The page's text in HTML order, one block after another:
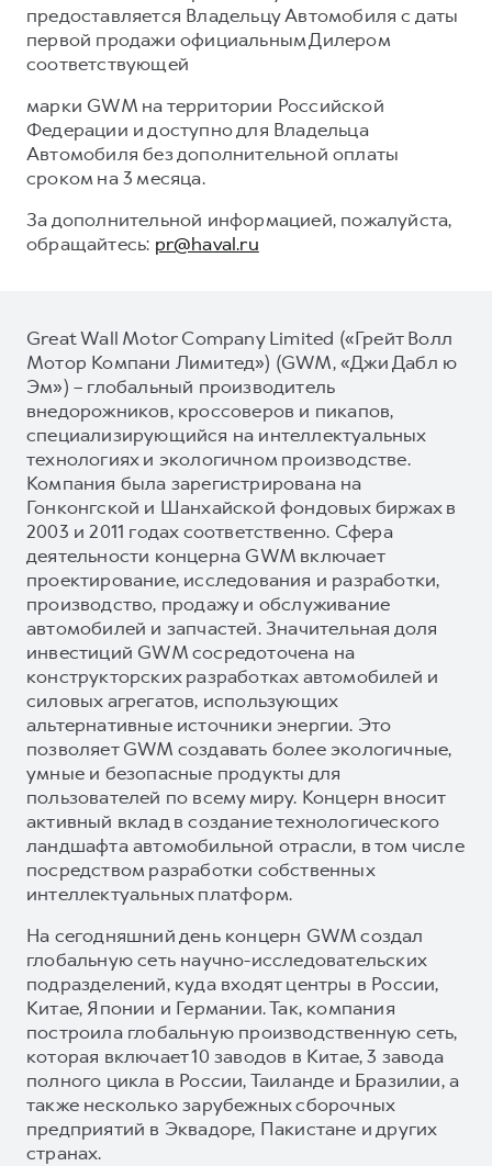
предоставляется Владельцу Автомобиля с даты
первой продажи официальным Дилером
соответствующей
марки GWM на территории Российской
Федерации и доступно для Владельца
Автомобиля без дополнительной оплаты
сроком на 3 месяца.
За дополнительной информацией, пожалуйста,
обращайтесь: pr@haval.ru
Great Wall Motor Company Limited («Грейт Волл
Мотор Компани Лимитед») (GWM, «Джи Дабл ю
Эм») – глобальный производитель
внедорожников, кроссоверов и пикапов,
специализирующийся на интеллектуальных
технологиях и экологичном производстве.
Компания была зарегистрирована на
Гонконгской и Шанхайской фондовых биржах в
2003 и 2011 годах соответственно. Сфера
деятельности концерна GWM включает
проектирование, исследования и разработки,
производство, продажу и обслуживание
автомобилей и запчастей. Значительная доля
инвестиций GWM сосредоточена на
конструкторских разработках автомобилей и
силовых агрегатов, использующих
альтернативные источники энергии. Это
позволяет GWM создавать более экологичные,
умные и безопасные продукты для
пользователей по всему миру. Концерн вносит
активный вклад в создание технологического
ландшафта автомобильной отрасли, в том числе
посредством разработки собственных
интеллектуальных платформ.
На сегодняшний день концерн GWM создал
глобальную сеть научно-исследовательских
подразделений, куда входят центры в России,
Китае, Японии и Германии. Так, компания
построила глобальную производственную сеть,
которая включает 10 заводов в Китае, 3 завода
полного цикла в России, Таиланде и Бразилии, а
также несколько зарубежных сборочных
предприятий в Эквадоре, Пакистане и других
странах.